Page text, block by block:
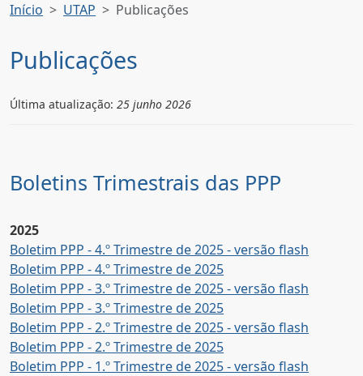
Início UTAP Publicações
Publicações
Última atualização: 25 junho 2026
Boletins Trimestrais das PPP
2025
Boletim PPP - 4.º Trimestre de 2025 - versão flash
Boletim PPP - 4.º Trimestre de 2025
Boletim PPP - 3.º Trimestre de 2025 - versão flash
Boletim PPP - 3.º Trimestre de 2025
Boletim PPP - 2.º Trimestre de 2025 - versão flash
Boletim PPP - 2.º Trimestre de 2025
Boletim PPP - 1.º Trimestre de 2025 - versão flash